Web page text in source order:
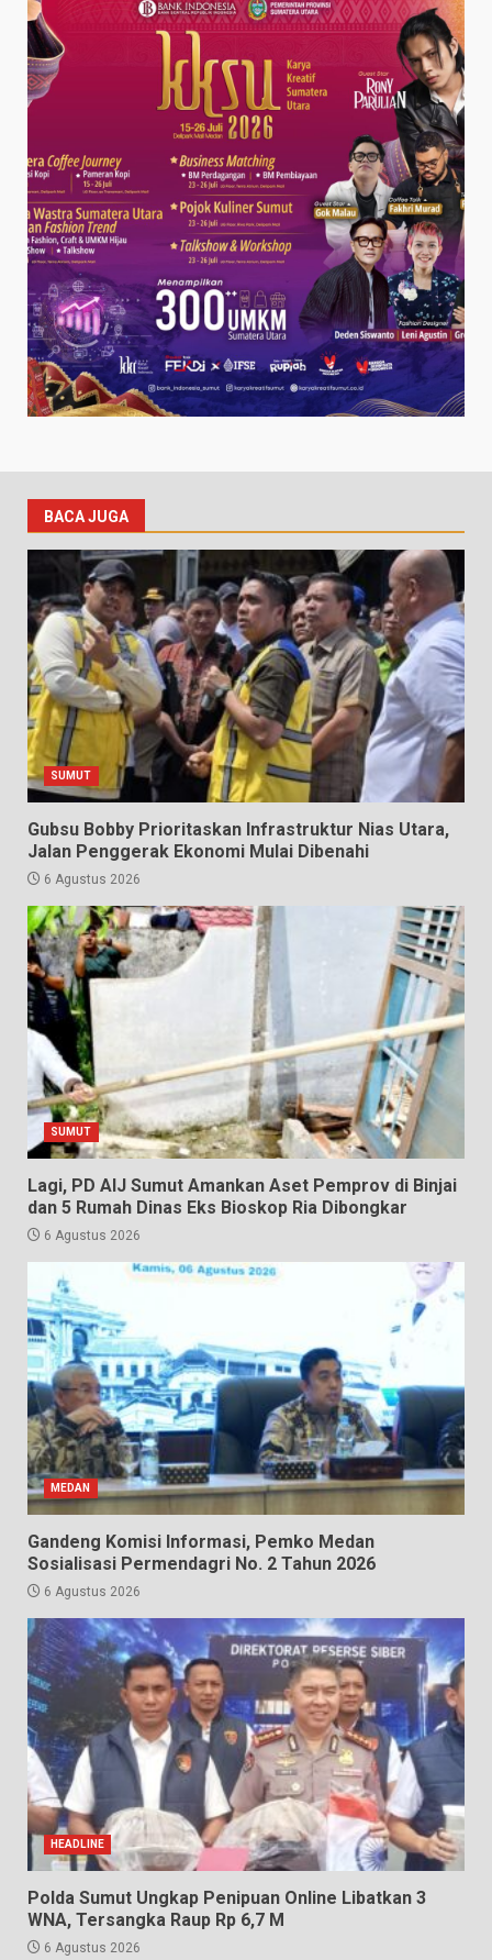
BACA JUGA
SUMUT
Gubsu Bobby Prioritaskan Infrastruktur Nias Utara,
Jalan Penggerak Ekonomi Mulai Dibenahi
6 Agustus 2026
SUMUT
Lagi, PD AIJ Sumut Amankan Aset Pemprov di Binjai
dan 5 Rumah Dinas Eks Bioskop Ria Dibongkar
6 Agustus 2026
MEDAN
Gandeng Komisi Informasi, Pemko Medan
Sosialisasi Permendagri No. 2 Tahun 2026
6 Agustus 2026
HEADLINE
Polda Sumut Ungkap Penipuan Online Libatkan 3
WNA, Tersangka Raup Rp 6,7 M
6 Agustus 2026